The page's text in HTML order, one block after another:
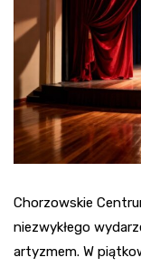
Chorzowskie
niezwykłego
artyzmem. W